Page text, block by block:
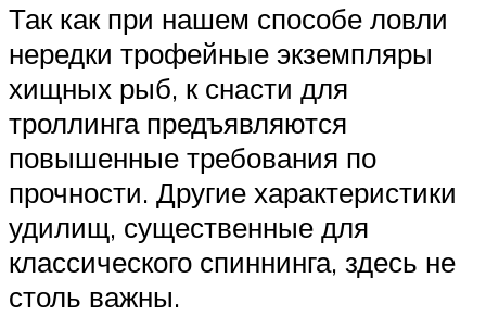
Так как при нашем способе ловли
нередки трофейные экземпляры
хищных рыб, к снасти для
троллинга предъявляются
повышенные требования по
прочности. Другие характеристики
удилищ, существенные для
классического спиннинга, здесь не
столь важны.